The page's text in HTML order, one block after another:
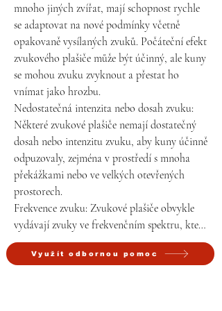
mnoho jiných zvířat, mají schopnost rychle
se adaptovat na nové podmínky včetně
opakovaně vysílaných zvuků. Počáteční efekt
zvukového plašiče může být účinný, ale kuny
se mohou zvuku zvyknout a přestat ho
vnímat jako hrozbu.
Nedostatečná intenzita nebo dosah zvuku:
Některé zvukové plašiče nemají dostatečný
dosah nebo intenzitu zvuku, aby kuny účinně
odpuzovaly, zejména v prostředí s mnoha
překážkami nebo ve velkých otevřených
prostorech.
Frekvence zvuku: Zvukové plašiče obvykle
vydávají zvuky ve frekvenčním spektru, které
je slyšitelné pro kuny. Nicméně, pokud
frekvence není správně nastavena nebo
Využít odbornou pomoc